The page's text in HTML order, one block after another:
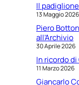
Il
13 Maggio 2026
Piero
all’Archivio
30 Aprile 2026
In ricordo
11 Marzo 2026
Giancarlo